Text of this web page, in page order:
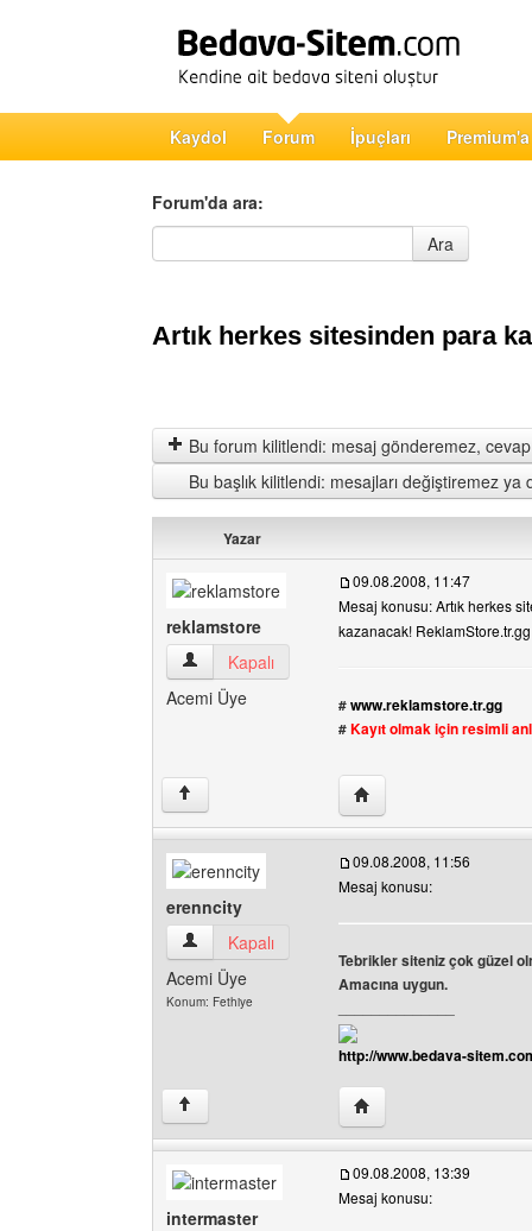
Kaydol Forum İpuçları
Forum'da ara:
Forum'da ara
Ara
Artık herkes sitesinden para
Bu forum kilitlendi: mesaj gönderemez,
Bu başlık kilitlendi: mesajları değiştiremez ya
Yazar
reklamstore
reklamstore Kullanıcının profilini görüntüle
Kapalı
Acemi Üye
09.08.2008, 11:47
Mesaj konusu: Artık herkes
kazanacak! ReklamStore.tr.gg
#www.reklamstore.tr.gg
#Kayıt olmak için resimli
↑ Yazarın web sitesini
erenncity
erenncity Kullanıcının profilini görüntüle
Kapalı
Acemi Üye
Konum: Fethiye
09.08.2008, 11:56
Mesaj konusu:
Tebrikler siteniz çok güzel
Amacına uygun.
http://www.bedava-
↑ Yazarın web sitesini
intermaster
09.08.2008, 13:39
Mesaj konusu: